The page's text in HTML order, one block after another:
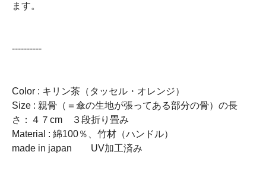
ます。
----------
Color : キリン茶（タッセル・オレンジ）
Size : 親骨（＝傘の生地が張ってある部分の骨）の長
さ：４７cm ３段折り畳み
Material : 綿100％、竹材（ハンドル）
made in japan UV加工済み